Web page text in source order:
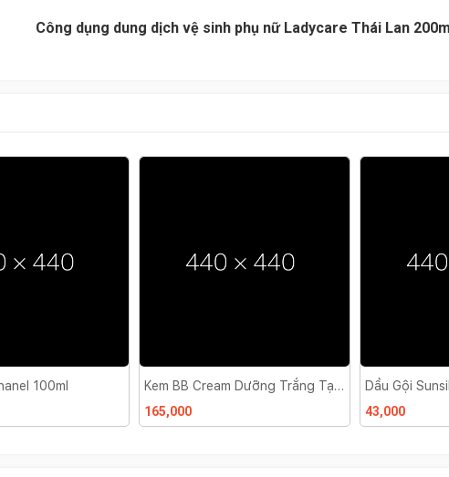
Công dụng dung dịch vệ sinh phụ nữ Ladycare Thái Lan
Dưỡng Trắng Tạo
Dầu Gội Sunsilk Mềm Mượt 170g
43,000
Kem Đánh
30,000 đ